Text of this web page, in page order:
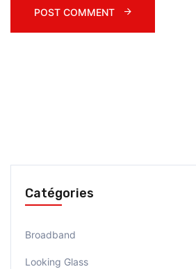
Catégories
Broadband
Looking Glass